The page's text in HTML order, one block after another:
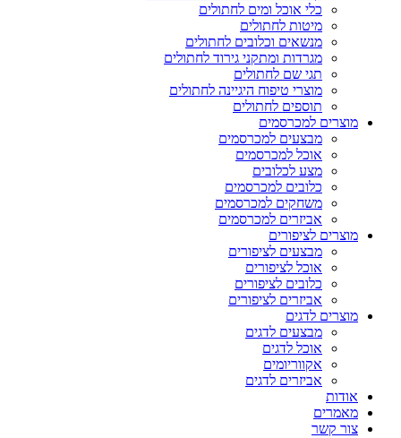
כלי אוכל ומים לחתולים
מיטות לחתולים
מנשאים וכלובים לחתולים
מגרדות ומתקני גירוד לחתולים
תגי שם לחתולים
מוצרי טיפוח היגיינה לחתולים
תוספים לחתולים
מוצרים למכרסמים
מבצעים למכרסמים
אוכל למכרסמים
מצע לכלובים
כלובים למכרסמים
משחקים למכרסמים
אביזרים למכרסמים
מוצרים לציפורים
מבצעים לציפורים
אוכל לציפורים
כלובים לציפורים
אביזרים לציפורים
מוצרים לדגים
מבצעים לדגים
אוכל לדגים
אקווריומים
אביזרים לדגים
אודות
מאמרים
צור קשר